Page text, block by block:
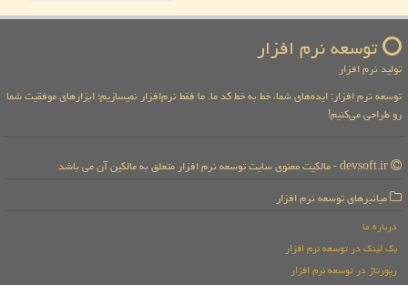
توسعه نرم افزار
تولید نرم افزار
توسعه نرم افزار: ایده‌های شما، خط به خط کد ما. ما فقط نرم‌افزار نمیسازیم؛ ابزارهای موفقیت شما
رو طراحی می‌کنیم!
میانبرهای توسعه نرم افزار
درباره ما
بک لینک در توسعه نرم افزار
رپورتاژ در توسعه نرم افزار